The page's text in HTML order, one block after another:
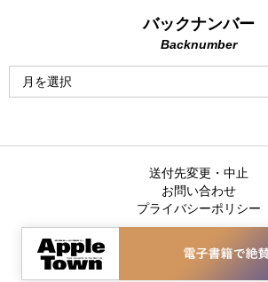
バックナンバー
Backnumber
送付先変更・中止
お問い合わせ
プライバシーポリシー